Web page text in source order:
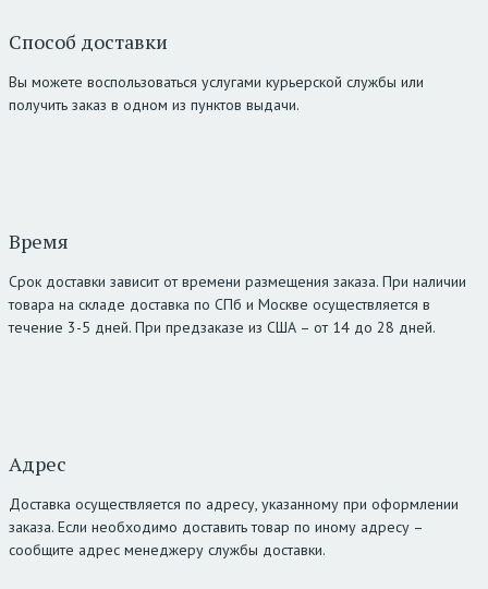
Способ доставки
Вы можете воспользоваться услугами курьерской службы или
получить заказ в одном из пунктов выдачи.
Время
Срок доставки зависит от времени размещения заказа. При наличии
товара на складе доставка по СПб и Москве осуществляется в
течение 3-5 дней. При предзаказе из США – от 14 до 28 дней.
Адрес
Доставка осуществляется по адресу, указанному при оформлении
заказа. Если необходимо доставить товар по иному адресу –
сообщите адрес менеджеру службы доставки.